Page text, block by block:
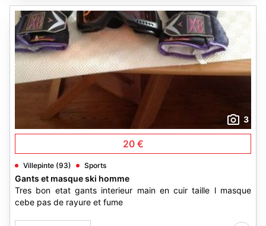
3
20 €
Villepinte (93) Sports
Gants et masque ski homme
Tres bon etat gants interieur main en cuir taille l masque
cebe pas de rayure et fume